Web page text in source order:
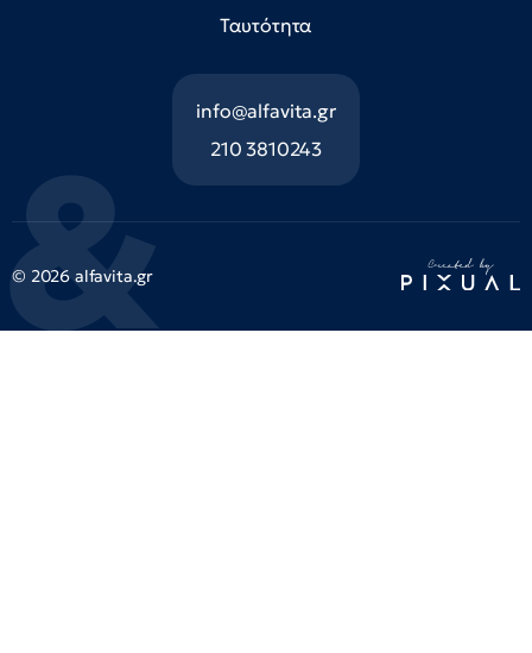
Ταυτότητα
info@alfavita.gr
210 3810243
© 2026 alfavita.gr